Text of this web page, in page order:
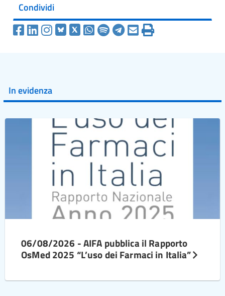
Condividi
In evidenza
06/08/2026 - AIFA pubblica il Rapporto
OsMed 2025 “L’uso dei Farmaci in Italia”